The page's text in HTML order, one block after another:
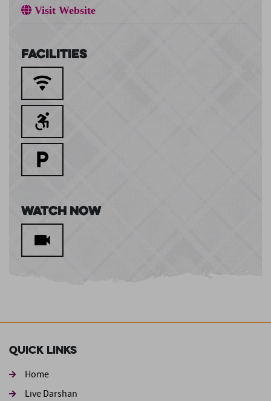
Visit Website
Facilities
Watch Now
Quick Links
Home
Live Darshan